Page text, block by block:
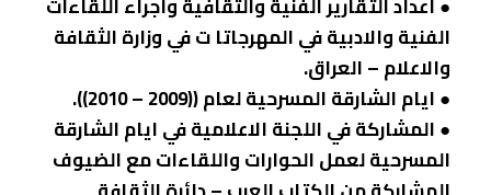
الفنية والادبية في المهرجاتا ت في وزارة الثقافة
والاعلام – العراق.
● ايام الشارقة المسرحية لعام ((2009 – 2010)).
● المشاركة في اللجنة الاعلامية في ايام الشارقة
المسرحية لعمل الحوارات واللقاءات مع الضيوف